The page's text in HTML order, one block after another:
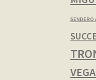
SENDERO